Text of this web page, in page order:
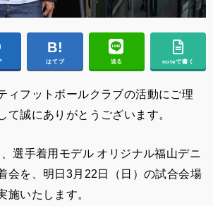
はてブ 送る noteで書く
ィフットボールクラブの活動にご理
て誠にありがとうございます。
選手着用モデル オリジナル福山デニ
会を、明日3月22日（日）の試合会場
施いたします。